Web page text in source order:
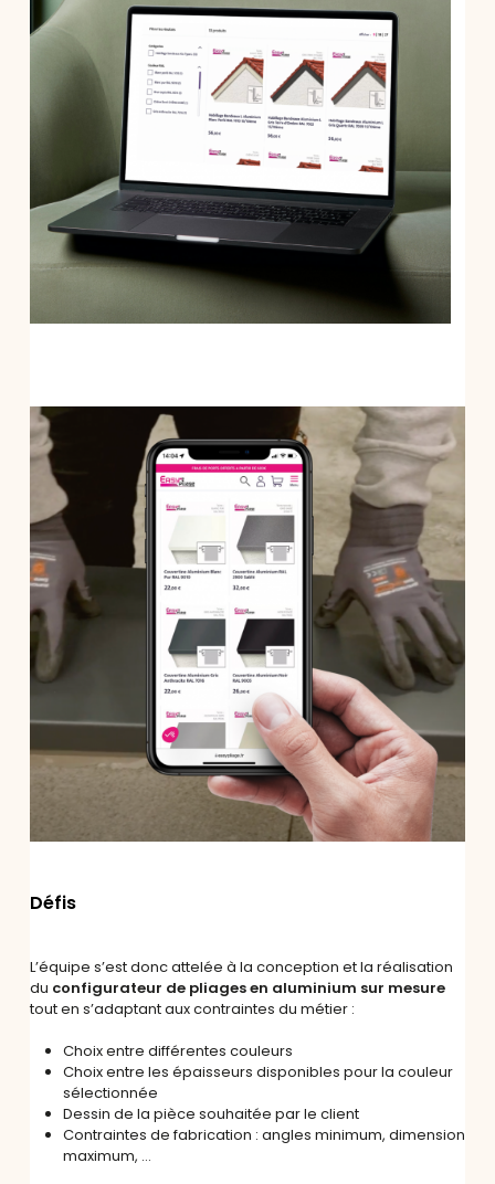
Défis
L’équipe s’est donc attelée à la conception et la réalisation
du configurateur de pliages en aluminium sur mesure
tout en s’adaptant aux contraintes du métier :
Choix entre différentes couleurs
Choix entre les épaisseurs disponibles pour la couleur
sélectionnée
Dessin de la pièce souhaitée par le client
Contraintes de fabrication : angles minimum, dimension
maximum, …